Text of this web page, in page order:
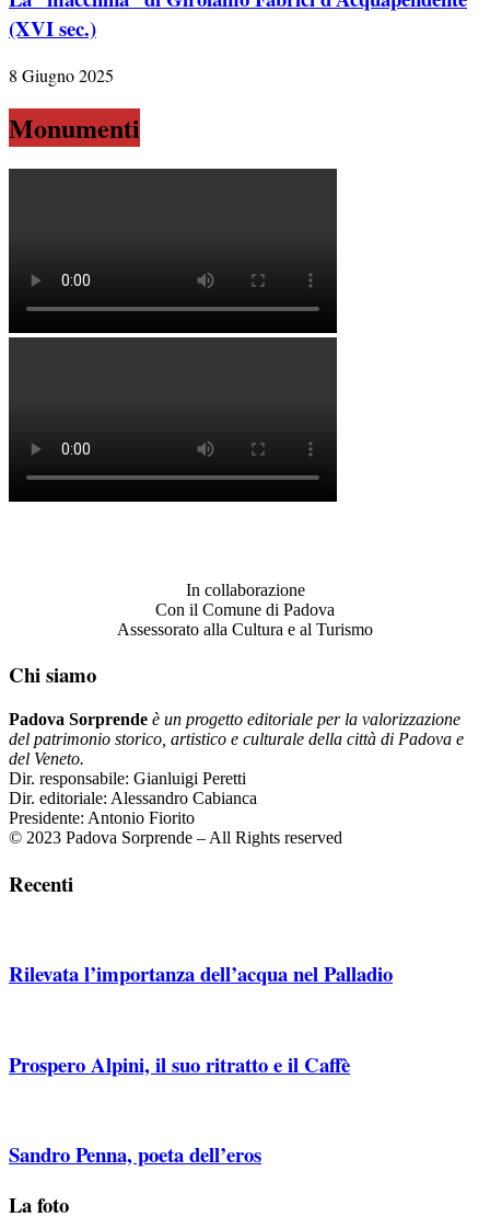
(XVI sec.)
8 Giugno 2025
Monumenti
In collaborazione
Con il Comune di Padova
Assessorato alla Cultura e al Turismo
Chi siamo
Padova Sorprende è un progetto editoriale per la valorizzazione
del patrimonio storico, artistico e culturale della città di Padova e
del Veneto.
Dir. responsabile: Gianluigi Peretti
Dir. editoriale: Alessandro Cabianca
Presidente: Antonio Fiorito
© 2023 Padova Sorprende – All Rights reserved
Recenti
Rilevata l’importanza dell’acqua nel Palladio
Prospero Alpini, il suo ritratto e il Caffè
Sandro Penna, poeta dell’eros
La foto